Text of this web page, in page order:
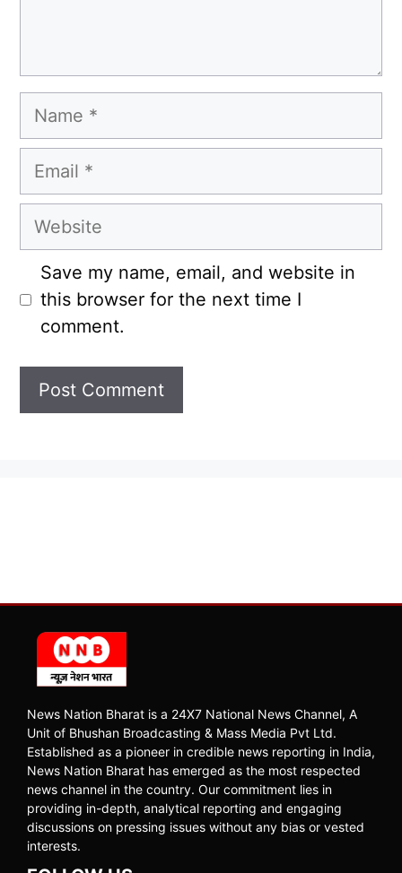
Name
Email
Website
Save my name, email, and website in
this browser for the next time I
comment.
News Nation Bharat is a 24X7 National News Channel, A
Unit of Bhushan Broadcasting & Mass Media Pvt Ltd.
Established as a pioneer in credible news reporting in India,
News Nation Bharat has emerged as the most respected
news channel in the country. Our commitment lies in
providing in-depth, analytical reporting and engaging
discussions on pressing issues without any bias or vested
interests.